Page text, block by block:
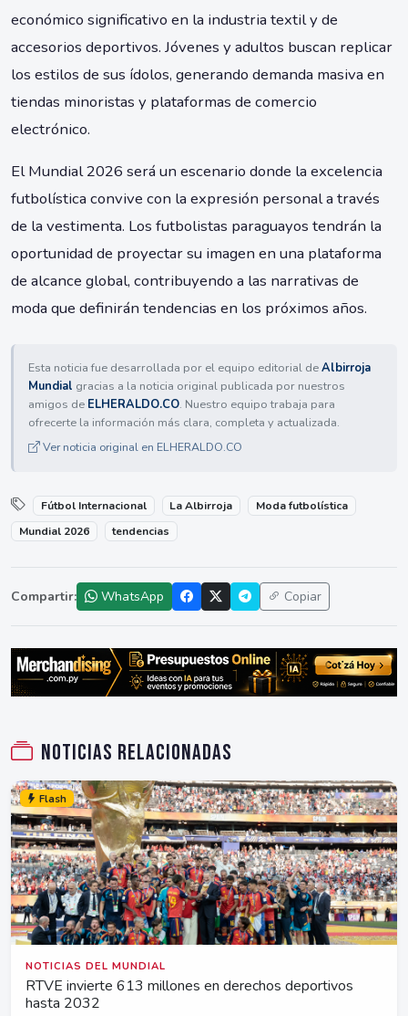
económico significativo en la industria textil y de
accesorios deportivos. Jóvenes y adultos buscan replicar
los estilos de sus ídolos, generando demanda masiva en
tiendas minoristas y plataformas de comercio
electrónico.
El Mundial 2026 será un escenario donde la excelencia
futbolística convive con la expresión personal a través
de la vestimenta. Los futbolistas paraguayos tendrán la
oportunidad de proyectar su imagen en una plataforma
de alcance global, contribuyendo a las narrativas de
moda que definirán tendencias en los próximos años.
Esta noticia fue desarrollada por el equipo editorial deAlbirroja
Mundial gracias a la noticia original publicada por nuestros
amigos de ELHERALDO.CO. Nuestro equipo trabaja para
ofrecerte la información más clara, completa y actualizada.
Ver noticia original en ELHERALDO.CO
Fútbol Internacional La Albirroja
Moda futbolística
Mundial 2026
tendencias
Compartir: WhatsApp Copiar
Noticias relacionadas
Flash
NOTICIAS DEL MUNDIAL
RTVE invierte 613 millones en derechos deportivos
hasta 2032